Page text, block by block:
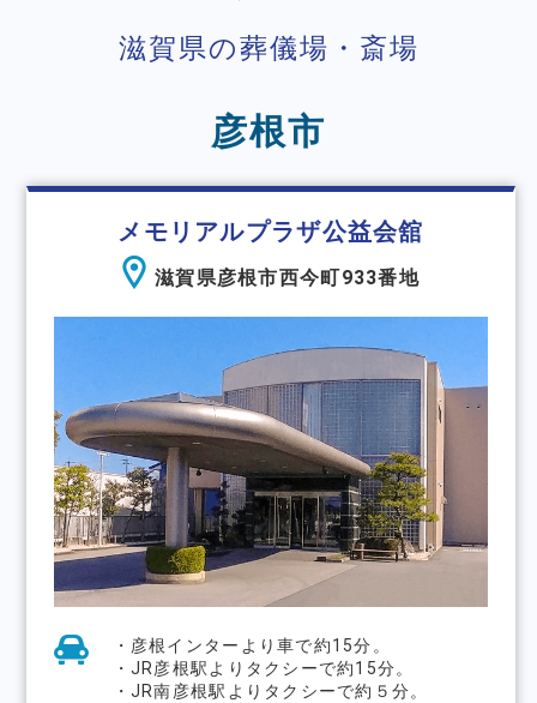
滋賀県の葬儀場・斎場
彦根市
メモリアルプラザ公益会舘
滋賀県彦根市西今町933番地
・彦根インターより⾞で約15分。
・JR彦根駅よりタクシーで約15分。
・JR南彦根駅よりタクシーで約５分。